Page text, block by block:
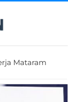
Mataram